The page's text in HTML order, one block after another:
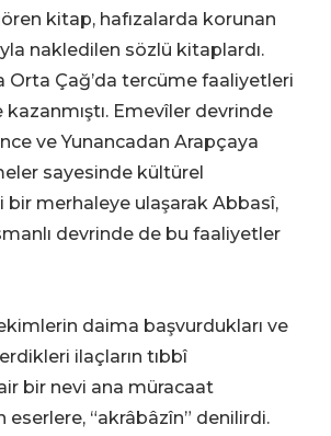
kitap, hafızalarda korunan
nakledilen sözlü kitaplardı.
Orta Çağ’da tercüme faaliyetleri
Emevîler devrinde
ve Yunancadan Arapçaya
sayesinde kültürel
bir merhaleye ulaşarak Abbasî,
devrinde de bu faaliyetler
daima başvurdukları ve
ilaçların tıbbî
bir nevi ana müracaat
eserlere, “akrâbâzîn” denilirdi.